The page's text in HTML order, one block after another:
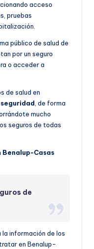
acceso
pruebas
público de salud de
por un seguro
o acceder a
de salud en
, de forma
mucho
seguros de todas
Benalup-Casas
de
información de los
en Benalup-